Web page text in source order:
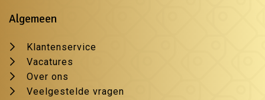
Algemeen
Klantenservice
Vacatures
Over ons
Veelgestelde vragen